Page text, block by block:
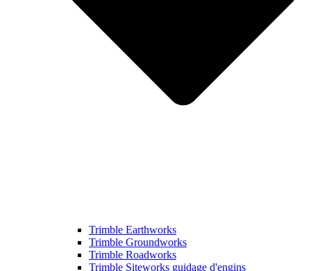
Trimble Earthworks
Trimble Groundworks
Trimble Roadworks
Trimble Siteworks guidage d'engins